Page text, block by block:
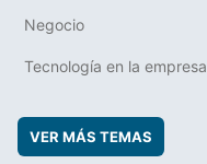
Negocio
Tecnología en la empresa
VER MÁS TEMAS